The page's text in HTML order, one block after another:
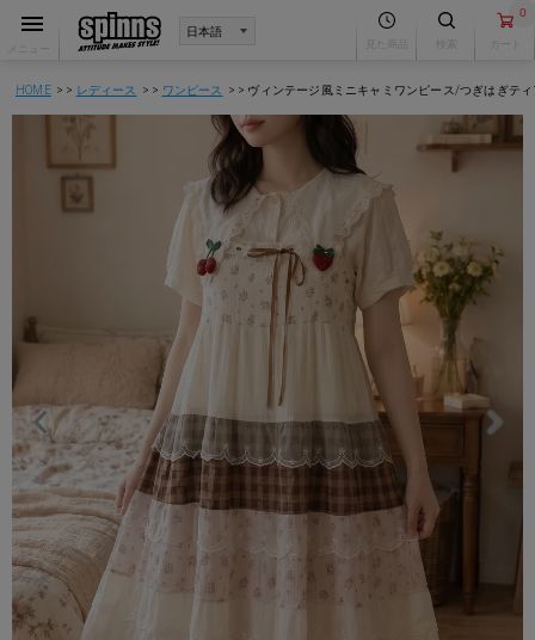
0
HOME レディース ワンピース ヴィンテージ風ミニキャミワンピース/つぎはぎテ